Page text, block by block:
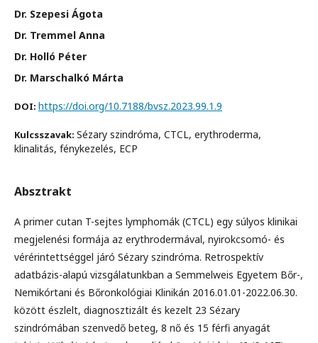
Dr. Szepesi Ágota
Dr. Tremmel Anna
Dr. Holló Péter
Dr. Marschalkó Márta
DOI: https://doi.org/10.7188/bvsz.2023.99.1.9
Kulcsszavak: Sézary szindróma, CTCL, erythroderma,
klinalitás, fénykezelés, ECP
Absztrakt
A primer cutan T-sejtes lymphomák (CTCL) egy súlyos klinikai
megjelenési formája az erythrodermával, nyirokcsomó- és
vérérintettséggel járó Sézary szindróma. Retrospektív
adatbázis-alapú vizsgálatunkban a Semmelweis Egyetem Bőr-,
Nemikórtani és Bőronkológiai Klinikán 2016.01.01-2022.06.30.
között észlelt, diagnosztizált és kezelt 23 Sézary
szindrómában szenvedő beteg, 8 nő és 15 férfi anyagát